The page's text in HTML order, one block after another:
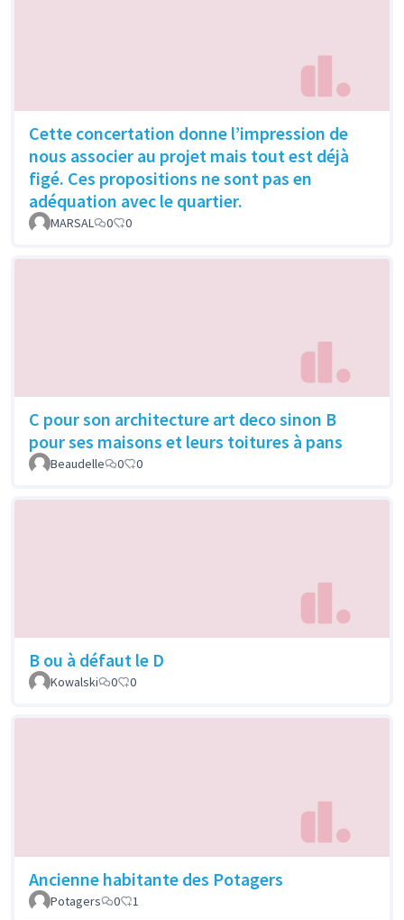
Cette concertation donne l’impression de
nous associer au projet mais tout est déjà
figé. Ces propositions ne sont pas en
adéquation avec le quartier.
MARSAL 0 0
C pour son architecture art deco sinon B
pour ses maisons et leurs toitures à pans
Beaudelle 0 0
B ou à défaut le D
Kowalski 0 0
Ancienne habitante des Potagers
Potagers 0 1